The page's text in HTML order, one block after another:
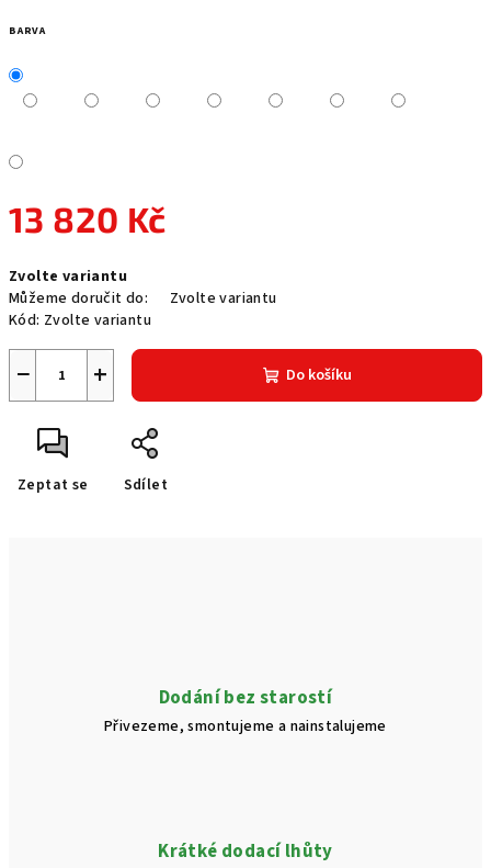
BARVA
13 820 Kč
cena:
Zvolte variantu
Můžeme doručit do:
Zvolte variantu
Kód: Zvolte variantu
+
− Do košíku
Zeptat se Sdílet
Dodání bez starostí
Přivezeme, smontujeme a nainstalujeme
Krátké dodací lhůty